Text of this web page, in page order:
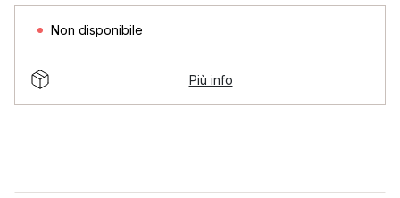
Non disponibile
Più info